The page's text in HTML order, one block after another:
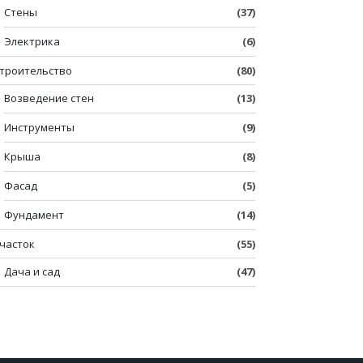
Стены
(37)
Электрика
(6)
(80)
Возведение стен
(13)
Инструменты
(9)
Крыша
(8)
Фасад
(5)
Фундамент
(14)
(55)
Дача и сад
(47)